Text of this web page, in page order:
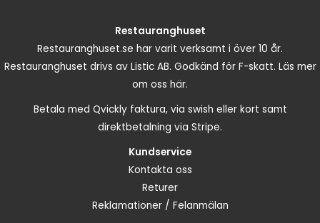
Restauranghuset
Restauranghuset.se har varit verksamt i över 10 år.
Restauranghuset drivs av Listic AB. Godkänd för F-skatt. Läs mer
om oss här.
Betala med Qvickly faktura, via swish eller kort samt
direktbetalning via Stripe.
Kundservice
Kontakta oss
Returer
Reklamationer / Felanmälan